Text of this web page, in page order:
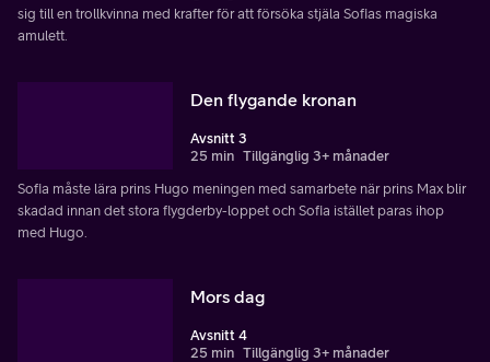
sig till en trollkvinna med krafter för att försöka stjäla Sofias magiska
amulett.
Den flygande kronan
Avsnitt 3
25 min Tillgänglig 3+ månader
Sofia måste lära prins Hugo meningen med samarbete när prins Max blir
skadad innan det stora flygderby-loppet och Sofia istället paras ihop
med Hugo.
Mors dag
Avsnitt 4
25 min Tillgänglig 3+ månader